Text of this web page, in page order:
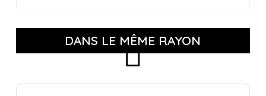
DANS LE MÊME RAYON